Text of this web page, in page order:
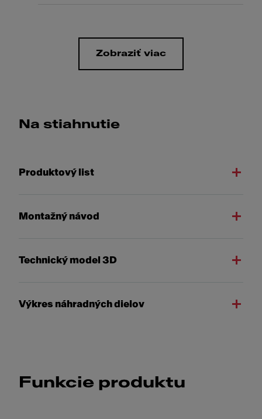
Zobraziť viac
Na stiahnutie
Produktový list
Montažný návod
Technický model 3D
Výkres náhradných dielov
Funkcie produktu